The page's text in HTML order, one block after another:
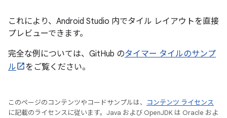
これにより、Android Studio 内でタイル レイアウトを直接
プレビューできます。
完全な例については、GitHub のタイマー タイルのサンプ
ル
をご覧ください。
このページのコンテンツやコードサンプルは、
コンテンツ ライセンス
に記載のライセンスに従います。Java および OpenJDK は Oracle およ